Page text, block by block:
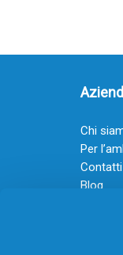
Chi
Per
Contatti
Blog